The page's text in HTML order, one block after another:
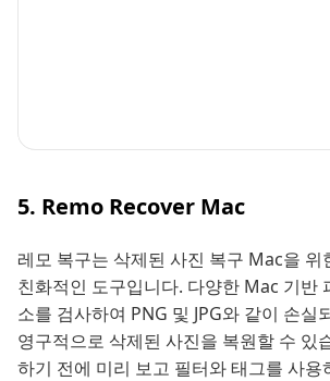
5. Remo Recover Mac
레모 복구는 삭제된 사진 복구 Mac을 위
친화적인 도구입니다. 다양한 Mac 기반
소를 검사하여 PNG 및 JPG와 같이 손실
영구적으로 삭제된 사진을 복원할 수 있
하기 전에 미리 보고 필터와 태그를 사